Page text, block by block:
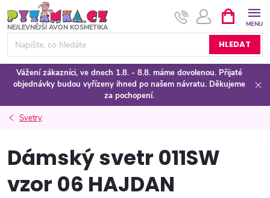
na
obsah
HLEDAT
NÁKUPNÍ
KOŠÍK
Vážení zákazníci, ve dnech 1.8. - 8.8. máme dovolenou. Přijaté
objednávky budou vyřízeny ihned po našem návratu. Děkujeme
za pochopení.
Svetry
Dámský svetr 011SW
vzor 06 HAJDAN